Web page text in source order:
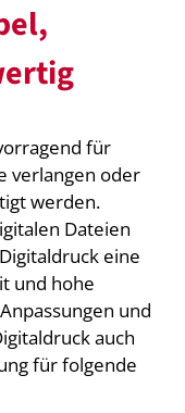
für
verlangen oder
werden.
Dateien
eine
und hohe
und
auch
für folgende